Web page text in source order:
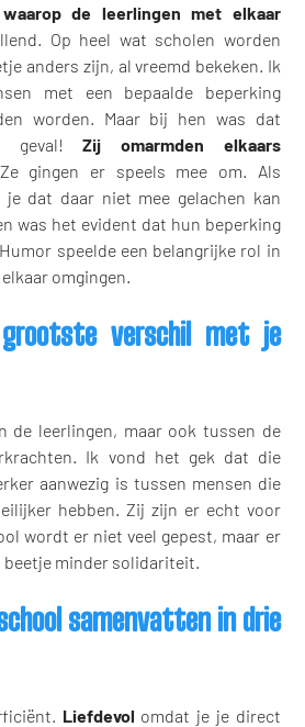
de leerlingen met elkaar
Op heel wat scholen worden
anders zijn, al vreemd bekeken. Ik
met een bepaalde beperking
worden. Maar bij hen was dat
geval!Zij omarmden elkaars
gingen er speels mee om. Als
je dat daar niet mee gelachen kan
was het evident dat hun beperking
speelde een belangrijke rol in
omgingen.
verschil met je
de leerlingen, maar ook tussen de
Ik vond het gek dat die
aanwezig is tussen mensen die
hebben. Zij zijn er echt voor
wordt er niet veel gepest, maar er
beetje minder solidariteit.
samenvatten in drie
Liefdevol omdat je je direct